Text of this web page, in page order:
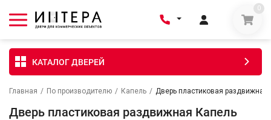
0
КАТАЛОГ ДВЕРЕЙ
Главная / По производителю / Капель / Дверь пластиковая раздвижная
Дверь пластиковая раздвижная Капель